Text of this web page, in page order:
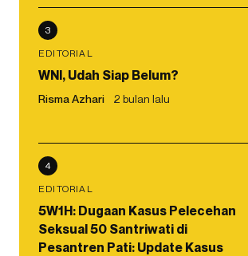
3
EDITORIAL
WNI, Udah Siap Belum?
Risma Azhari 2 bulan lalu
4
EDITORIAL
5W1H: Dugaan Kasus Pelecehan
Seksual 50 Santriwati di
Pesantren Pati: Update Kasus